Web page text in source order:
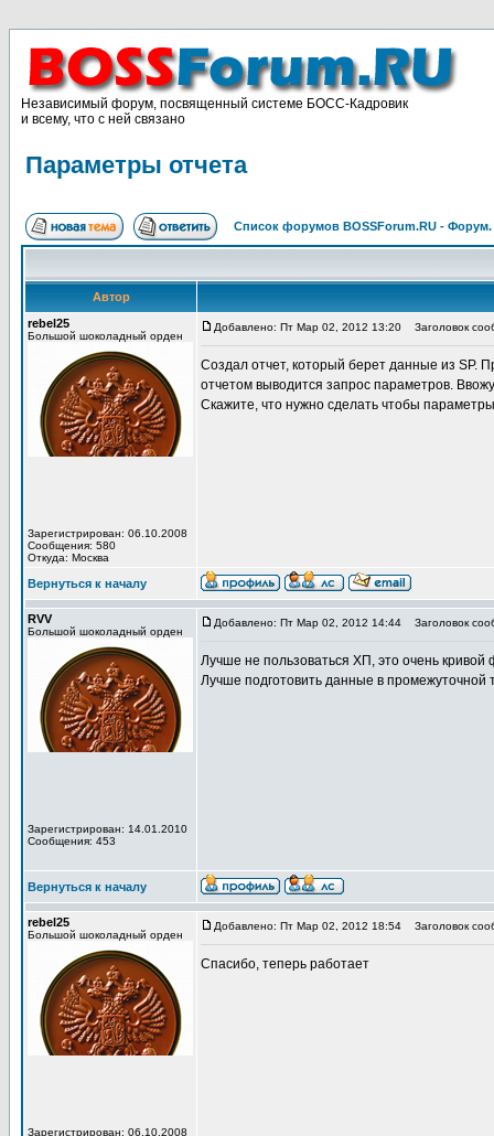
Независимый форум, посвященный системе БОСС-Кадровик
и всему, что с ней связано
Параметры отчета
Список форумов BOSSForum.RU -
Автор
rebel25
Большой шоколадный орден
Зарегистрирован: 06.10.2008
Сообщения: 580
Откуда: Москва
Добавлено: Пт Мар 02, 2012 13:20 Заголовок
Создал отчет, который берет данные из SP.
отчетом выводится запрос параметров.
Скажите, что нужно сделать чтобы
Вернуться к началу
RVV
Большой шоколадный орден
Зарегистрирован: 14.01.2010
Сообщения: 453
Добавлено: Пт Мар 02, 2012 14:44 Заголовок
Лучше не пользоваться ХП, это очень кривой
Лучше подготовить данные в промежуточной
Вернуться к началу
rebel25
Большой шоколадный орден
Зарегистрирован: 06.10.2008
Добавлено: Пт Мар 02, 2012 18:54 Заголовок
Спасибо, теперь работает